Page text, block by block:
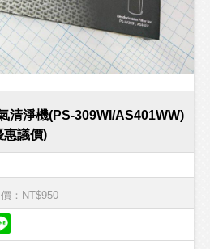
清淨機(PS-309WI/AS401WW)
議價)
：NT$950